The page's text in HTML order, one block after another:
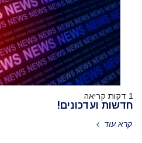
1 דקות קריאה
חדשות ועדכונים!
קרא עוד